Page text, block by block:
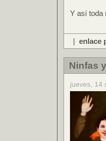
Y así toda
| enlace
Ninfas
jueves, 14